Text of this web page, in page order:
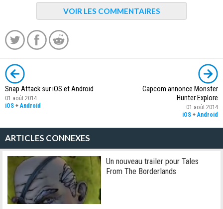
VOIR LES COMMENTAIRES
Snap Attack sur iOS et Android
01 août 2014
iOS +Android
Capcom annonce Monster
Hunter Explore
01 août 2014
iOS +Android
ARTICLES CONNEXES
Un nouveau trailer pour Tales
From The Borderlands